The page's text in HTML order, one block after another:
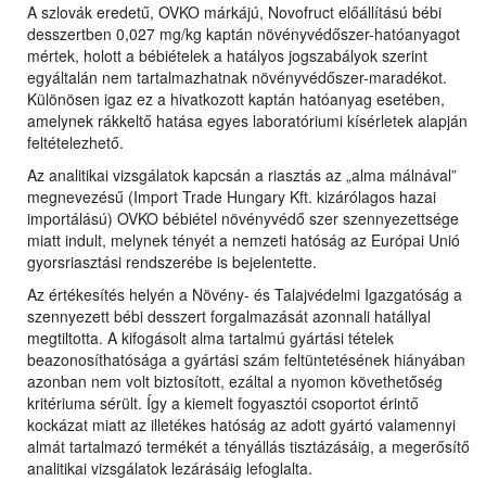
A szlovák eredetű, OVKO márkájú, Novofruct előállítású bébi
desszertben 0,027 mg/kg kaptán növényvédőszer-hatóanyagot
mértek, holott a bébiételek a hatályos jogszabályok szerint
egyáltalán nem tartalmazhatnak növényvédőszer-maradékot.
Különösen igaz ez a hivatkozott kaptán hatóanyag esetében,
amelynek rákkeltő hatása egyes laboratóriumi kísérletek alapján
feltételezhető.
Az analitikai vizsgálatok kapcsán a riasztás az „alma málnával”
megnevezésű (Import Trade Hungary Kft. kizárólagos hazai
importálású) OVKO bébiétel növényvédő szer szennyezettsége
miatt indult, melynek tényét a nemzeti hatóság az Európai Unió
gyorsriasztási rendszerébe is bejelentette.
Az értékesítés helyén a Növény- és Talajvédelmi Igazgatóság a
szennyezett bébi desszert forgalmazását azonnali hatállyal
megtiltotta. A kifogásolt alma tartalmú gyártási tételek
beazonosíthatósága a gyártási szám feltüntetésének hiányában
azonban nem volt biztosított, ezáltal a nyomon követhetőség
kritériuma sérült. Így a kiemelt fogyasztói csoportot érintő
kockázat miatt az illetékes hatóság az adott gyártó valamennyi
almát tartalmazó termékét a tényállás tisztázásáig, a megerősítő
analitikai vizsgálatok lezárásáig lefoglalta.